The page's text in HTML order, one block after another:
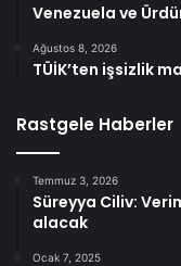
Venezuela ve
Ağustos 8, 2026
TÜİK’ten işsizlik
Rastgele Haberler
Temmuz 3, 2026
Süreyya Ciliv:
alacak
Ocak 7, 2025